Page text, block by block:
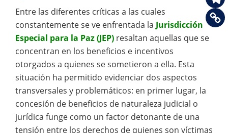
Entre las diferentes críticas a las cuales
constantemente se ve enfrentada la Jurisdicción
Especial para la Paz (JEP) resaltan aquellas que se
concentran en los beneficios e incentivos
otorgados a quienes se sometieron a ella. Esta
situación ha permitido evidenciar dos aspectos
transversales y problemáticos: en primer lugar, la
concesión de beneficios de naturaleza judicial o
jurídica funge como un factor detonante de una
tensión entre los derechos de quienes son víctimas